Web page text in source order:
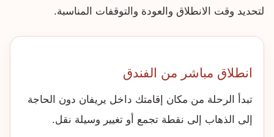
لتحديد وقت الانطلاق والعودة والتوقفات المناسبة.
انطلاق مباشر من الفندق
تبدأ الرحلة من مكان إقامتك داخل يريفان دون الحاجة
إلى الذهاب إلى نقطة تجمع أو تغيير وسيلة نقل.